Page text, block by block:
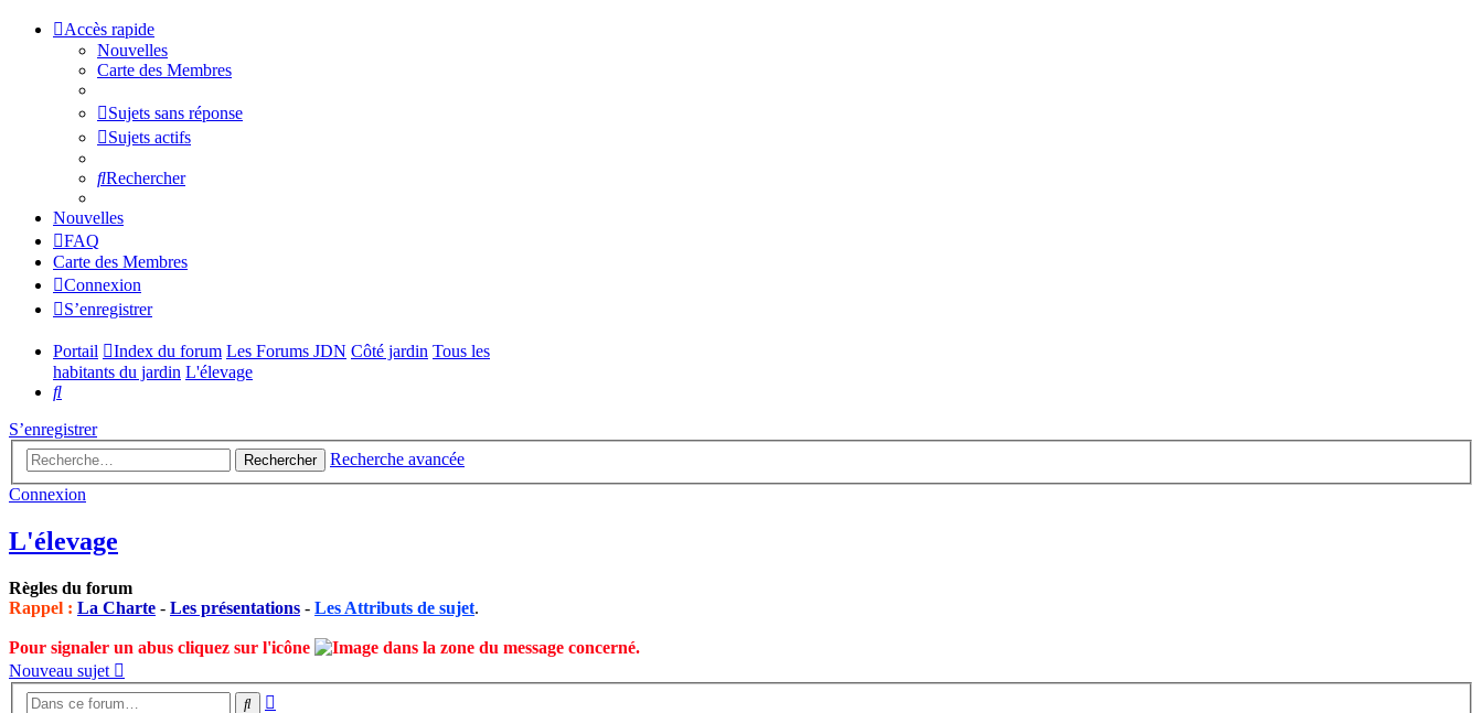
Accès rapide
Nouvelles
Carte des Membres
Sujets sans réponse
Sujets actifs
Rechercher
Nouvelles
FAQ
Carte des Membres
Connexion
S’enregistrer
Portail Index du forum Les Forums JDN Côté jardin Tous les
habitants du jardin L'élevage
Rechercher
S’enregistrer
Rechercher
Recherche avancée
Connexion
L'élevage
Règles du forum
Rappel : La Charte - Les présentations - Les Attributs de sujet.
Pour signaler un abus cliquez sur l'icône
dans la zone du message concerné.
Nouveau sujet
Rechercher